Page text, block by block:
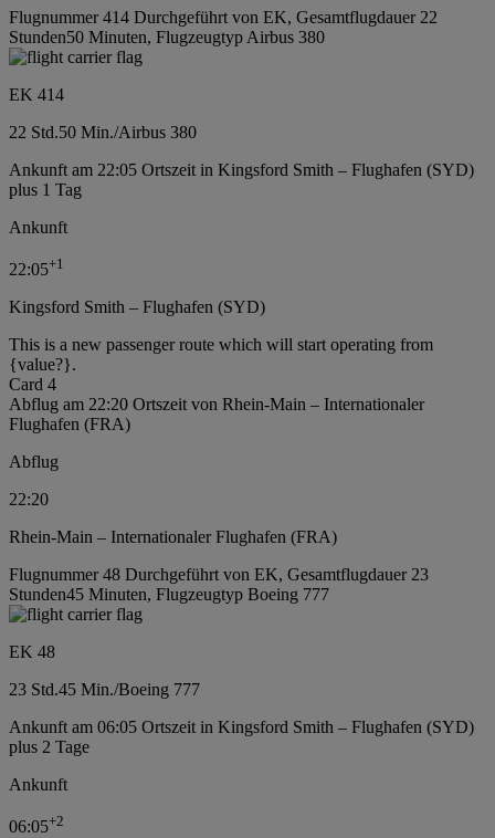
Flugnummer 414 Durchgeführt von EK, Gesamtflugdauer 22
Stunden50 Minuten, Flugzeugtyp Airbus 380
EK 414
22 Std.50 Min./Airbus 380
Ankunft am 22:05 Ortszeit in Kingsford Smith – Flughafen (SYD)
plus 1 Tag
Ankunft
22:05+1
Kingsford Smith – Flughafen (SYD)
This is a new passenger route which will start operating from
{value?}.
Card 4
Abflug am 22:20 Ortszeit von Rhein-Main – Internationaler
Flughafen (FRA)
Abflug
22:20
Rhein-Main – Internationaler Flughafen (FRA)
Flugnummer 48 Durchgeführt von EK, Gesamtflugdauer 23
Stunden45 Minuten, Flugzeugtyp Boeing 777
EK 48
23 Std.45 Min./Boeing 777
Ankunft am 06:05 Ortszeit in Kingsford Smith – Flughafen (SYD)
plus 2 Tage
Ankunft
06:05+2